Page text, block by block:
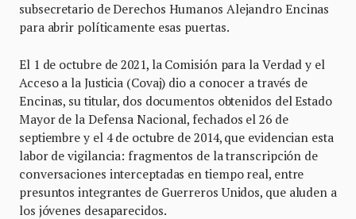
subsecretario de Derechos Humanos Alejandro Encinas
para abrir políticamente esas puertas.
El 1 de octubre de 2021, la Comisión para la Verdad y el
Acceso a la Justicia (Covaj) dio a conocer a través de
Encinas, su titular, dos documentos obtenidos del Estado
Mayor de la Defensa Nacional, fechados el 26 de
septiembre y el 4 de octubre de 2014, que evidencian esta
labor de vigilancia: fragmentos de la transcripción de
conversaciones interceptadas en tiempo real, entre
presuntos integrantes de Guerreros Unidos, que aluden a
los jóvenes desaparecidos.